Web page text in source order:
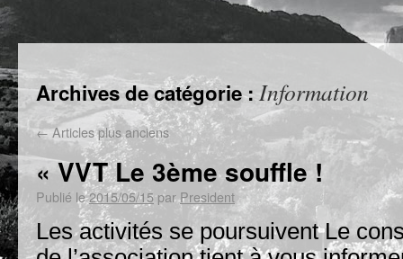
Archives de catégorie : Information
←Articles plus anciens
« VVT Le 3ème souffle !
Publié le2015/05/15 parPresident
Les activités se poursuivent Le